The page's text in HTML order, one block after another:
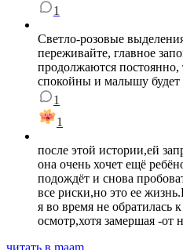
1
Светло-розовые
переживайте, главное
продолжаются постоянно,
спокойны и малышу будет
1
1
после этой истории,ей
она очень хочет ещё
подождёт и снова
все риски,но это ее
я во время не обратилась
осмотр,хотя замершая -от